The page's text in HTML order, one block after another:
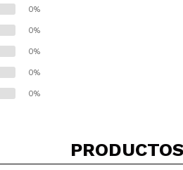
0%
0%
0%
0%
0%